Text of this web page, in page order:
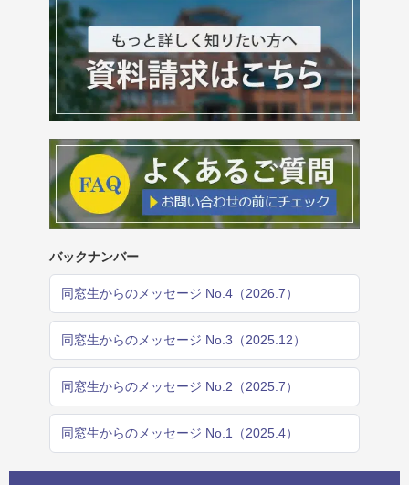
バックナンバー
同窓生からのメッセージ No.4（2026.7）
同窓生からのメッセージ No.3（2025.12）
同窓生からのメッセージ No.2（2025.7）
同窓生からのメッセージ No.1（2025.4）